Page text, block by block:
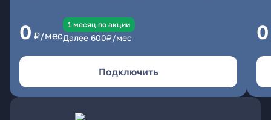
0 ₽/мес
1 месяц по акции
Далее 600₽/мес
Подключить
0